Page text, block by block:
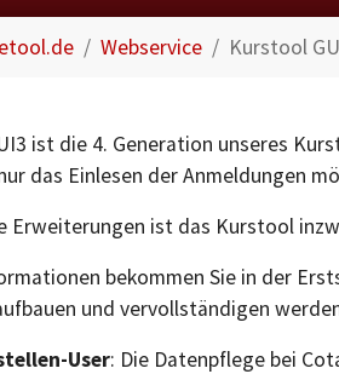
Webservice Kurstool
ist die 4. Generation unseres
das Einlesen der Anmeldungen
Erweiterungen ist das Kurstool
bekommen Sie in der
und vervollständigen
User: Die Datenpflege bei